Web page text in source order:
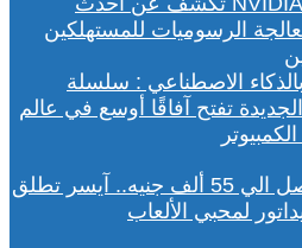
الاصطناعي : سلسلة
NVIDIA الجديدة تفتح آفاقًا أوسع في عالم
بأسعار تصل الي 55 ألف جنيه.. آيسر تطلق
لمحبي الألعاب